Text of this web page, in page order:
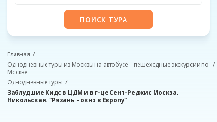
ПОИСК ТУРА
Главная
Однодневные туры из Москвы на автобусе – пешеходные экскурсии по
Москве
Однодневные туры
Заблудшие Кидс в ЦДМ и в г-це Сент-Реджис Москва,
Никольская. "Рязань – окно в Европу"